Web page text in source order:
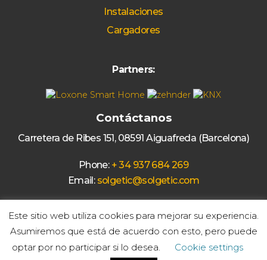
Instalaciones
Cargadores
Partners:
Contáctanos
Carretera de Ribes 151, 08591 Aiguafreda (Barcelona)
Phone: + 34 937 684 269
Email: solgetic@solgetic.com
© 2020 Solgetic - Web by Ideamatic
Este sitio web utiliza cookies para mejorar su experiencia.
Asumiremos que está de acuerdo con esto, pero puede
optar por no participar si lo desea.
Cookie settings